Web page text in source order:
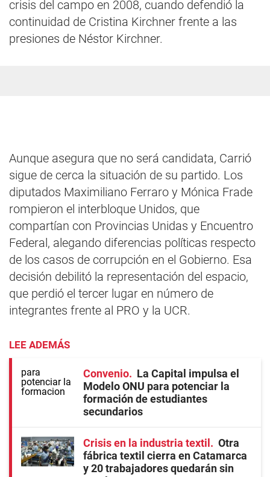
crisis del campo en 2008, cuando defendió la
continuidad de Cristina Kirchner frente a las
presiones de Néstor Kirchner.
Aunque asegura que no será candidata, Carrió
sigue de cerca la situación de su partido. Los
diputados Maximiliano Ferraro y Mónica Frade
rompieron el interbloque Unidos, que
compartían con Provincias Unidas y Encuentro
Federal, alegando diferencias políticas respecto
de los casos de corrupción en el Gobierno. Esa
decisión debilitó la representación del espacio,
que perdió el tercer lugar en número de
integrantes frente al PRO y la UCR.
LEE ADEMÁS
Convenio
La Capital impulsa el
Modelo ONU para potenciar la
formación de estudiantes
secundarios
Crisis en la industria textil
Otra
fábrica textil cierra en Catamarca
y 20 trabajadores quedarán sin